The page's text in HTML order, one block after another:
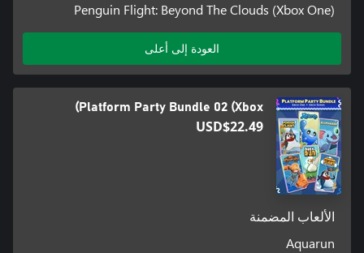
Penguin Flight: Beyond The Clouds (Xbox One)
العودة إلى أعلى
Platform Party Bundle 02 (Xbox)
USD$22.49
الألعاب المضمنة
Aquarun